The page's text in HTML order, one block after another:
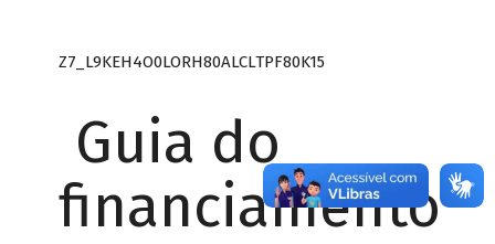
Z7_L9KEH4O0LORH80ALCLTPF80K15
Guia do
financiamento